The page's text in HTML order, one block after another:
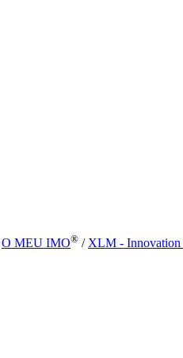
O MEU IMO® / XLM -